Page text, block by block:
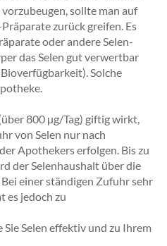
sollte man auf
zurück greifen. Es
oder andere Selen-
das Selen gut verwertbar
Solche
800 µg/Tag) giftig wirkt,
von Selen nur nach
Apothekers erfolgen. Bis zu
der Selenhaushalt über die
einer ständigen Zufuhr sehr
es jedoch zu
Selen effektiv und zu Ihrem